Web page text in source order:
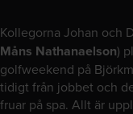
Kollegorna Johan och
Måns Nathanaelson)
golfweekend på
tidigt från jobbet och
fruar på spa. Allt är